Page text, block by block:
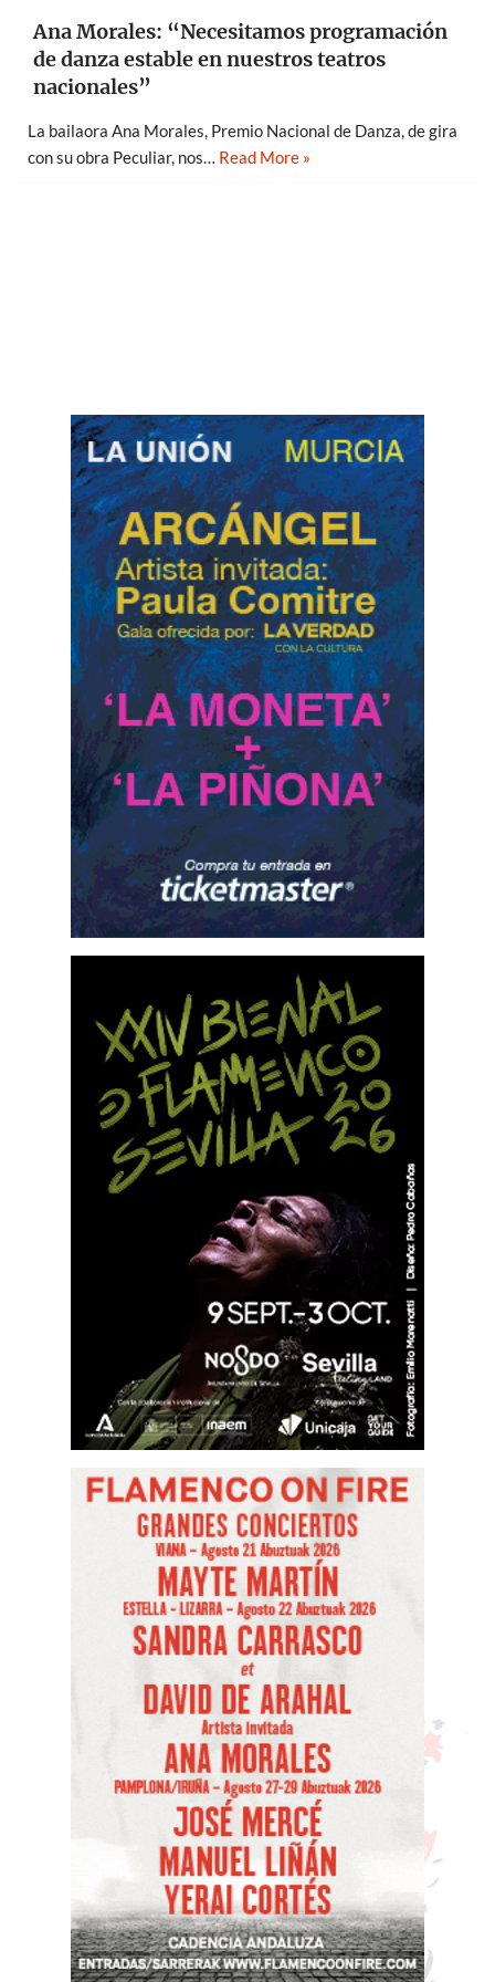
Ana Morales: “Necesitamos programación
de danza estable en nuestros teatros
nacionales”
La bailaora Ana Morales, Premio Nacional de Danza, de gira
con su obra Peculiar, nos… Read More »